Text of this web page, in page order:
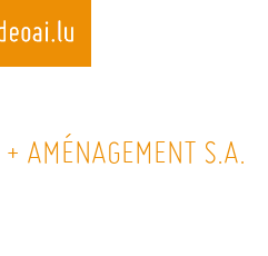
Skip
toAMÉNAGEMENT S.A.